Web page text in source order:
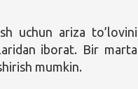
uchun ariza to’lovini
iborat. Bir marta
mumkin.